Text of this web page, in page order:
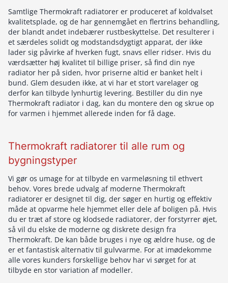
Samtlige Thermokraft radiatorer er produceret af koldvalset
kvalitetsplade, og de har gennemgået en flertrins behandling,
der blandt andet indebærer rustbeskyttelse. Det resulterer i
et særdeles solidt og modstandsdygtigt apparat, der ikke
lader sig påvirke af hverken fugt, snavs eller ridser. Hvis du
værdsætter høj kvalitet til billige priser, så find din nye
radiator her på siden, hvor priserne altid er banket helt i
bund. Glem desuden ikke, at vi har et stort varelager og
derfor kan tilbyde lynhurtig levering. Bestiller du din nye
Thermokraft radiator i dag, kan du montere den og skrue op
for varmen i hjemmet allerede inden for få dage.
Thermokraft radiatorer til alle rum og
bygningstyper
Vi gør os umage for at tilbyde en varmeløsning til ethvert
behov. Vores brede udvalg af moderne Thermokraft
radiatorer er designet til dig, der søger en hurtig og effektiv
måde at opvarme hele hjemmet eller dele af boligen på. Hvis
du er træt af store og klodsede radiatorer, der forstyrrer øjet,
så vil du elske de moderne og diskrete design fra
Thermokraft. De kan både bruges i nye og ældre huse, og de
er et fantastisk alternativ til gulvvarme. For at imødekomme
alle vores kunders forskellige behov har vi sørget for at
tilbyde en stor variation af modeller.